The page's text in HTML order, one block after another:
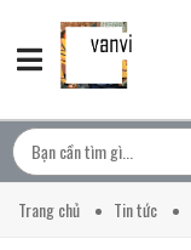
Trang chủ Tin tức